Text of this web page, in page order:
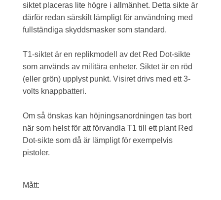
siktet placeras lite högre i allmänhet. Detta sikte är
därför redan särskilt lämpligt för användning med
fullständiga skyddsmasker som standard.
T1-siktet är en replikmodell av det Red Dot-sikte
som används av militära enheter. Siktet är en röd
(eller grön) upplyst punkt. Visiret drivs med ett 3-
volts knappbatteri.
Om så önskas kan höjningsanordningen tas bort
när som helst för att förvandla T1 till ett plant Red
Dot-sikte som då är lämpligt för exempelvis
pistoler.
Mått: